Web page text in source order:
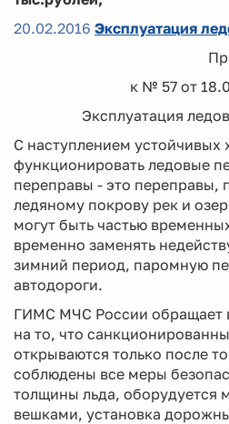
20.02.2016 Эксплуатация
к № 57 от
Эксплуатация
С наступлением устойчивых
функционировать ледовые
переправы - это переправы,
ледяному покрову рек и
могут быть частью
временно заменять
зимний период, паромную
автодороги.
ГИМС МЧС России обращает
на то, что
открываются только после
соблюдены все меры
толщины льда, оборудуется
вешками, установка